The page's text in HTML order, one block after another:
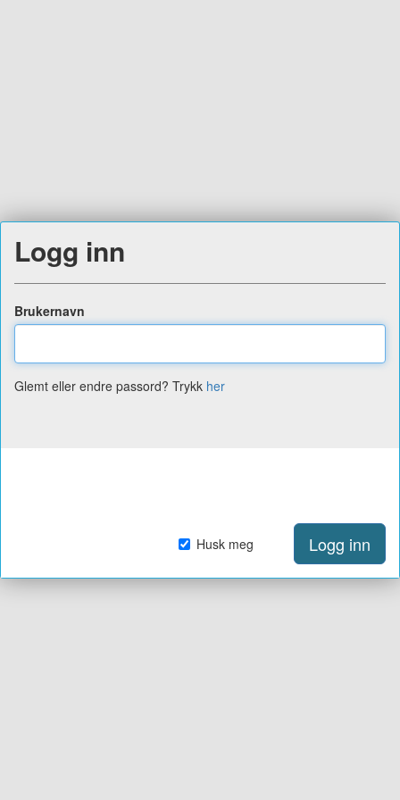
Logg inn
Brukernavn
Glemt eller endre passord? Trykk her
Husk meg Logg inn